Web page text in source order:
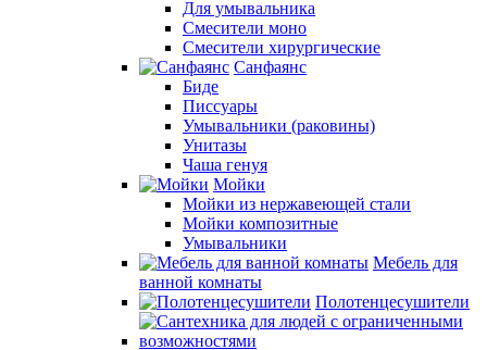
Для умывальника
Смесители моно
Смесители хирургические
Санфаянс
Биде
Писсуары
Умывальники (раковины)
Унитазы
Чаша генуя
Мойки
Мойки из нержавеющей стали
Мойки композитные
Умывальники
Мебель для
ванной комнаты
Полотенцесушители